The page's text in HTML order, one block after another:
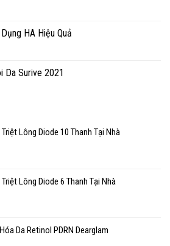
HA Hiệu Quả
Da Surive 2021
Triệt Lông Diode 10 Thanh Tại Nhà
Triệt Lông Diode 6 Thanh Tại Nhà
Da Retinol PDRN Dearglam